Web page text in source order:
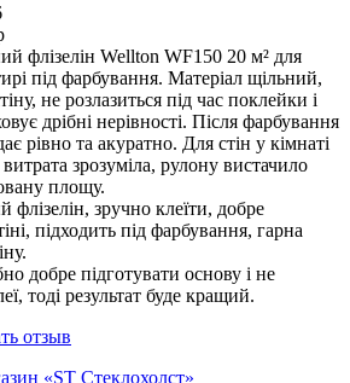
флізелін Wellton WF150 20 м² для
під фарбування. Матеріал щільний,
не розлазиться під час поклейки і
дрібні нерівності. Після фарбування
рівно та акуратно. Для стін у кімнаті
зрозуміла, рулону вистачило
площу.
флізелін, зручно клеїти, добре
підходить під фарбування, гарна
добре підготувати основу і не
тоді результат буде кращий.
отзыв